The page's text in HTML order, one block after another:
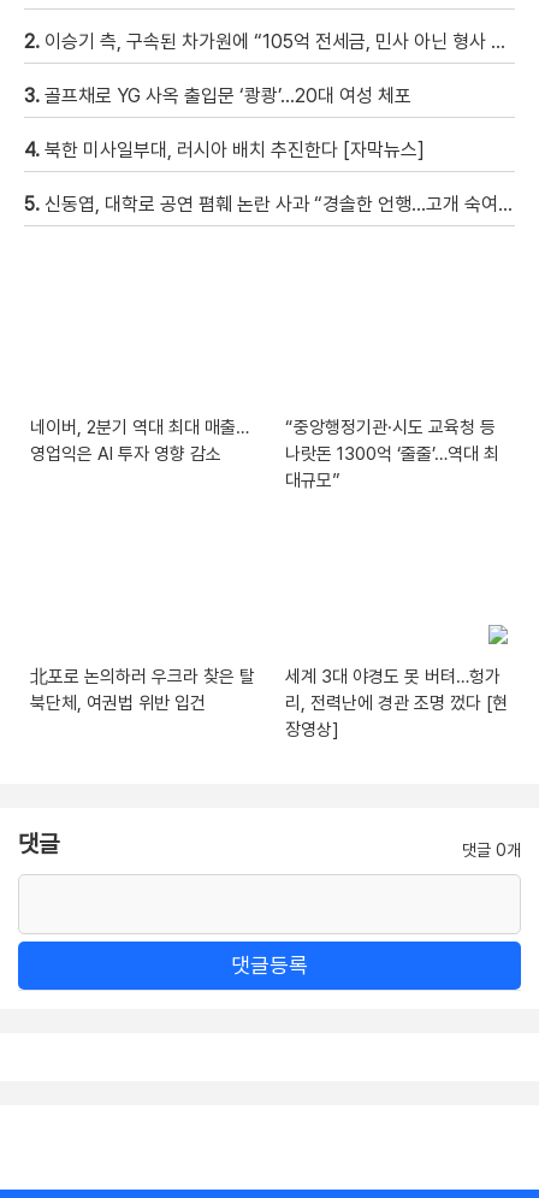
2. 이승기 측, 구속된 차가원에 “105억 전세금, 민사 아닌 형사 범죄…엄벌 원해” [자막뉴스]
3. 골프채로 YG 사옥 출입문 ‘쾅쾅’…20대 여성 체포
4. 북한 미사일부대, 러시아 배치 추진한다 [자막뉴스]
5. 신동엽, 대학로 공연 폄훼 논란 사과 “경솔한 언행…고개 숙여 사과”
네이버, 2분기 역대 최대 매출…
영업익은 AI 투자 영향 감소
“중앙행정기관·시도 교육청 등
나랏돈 1300억 ‘줄줄’…역대 최
대규모”
北포로 논의하러 우크라 찾은 탈
북단체, 여권법 위반 입건
세계 3대 야경도 못 버텨…헝가
리, 전력난에 경관 조명 껐다 [현
장영상]
댓글 댓글 0개
댓글등록